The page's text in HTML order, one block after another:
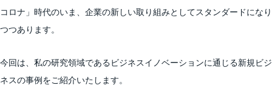
コロナ」時代のいま、企業の新しい取り組みとしてスタンダードになり
つつあります。
今回は、私の研究領域であるビジネスイノベーションに通じる新規ビジ
ネスの事例をご紹介いたします。